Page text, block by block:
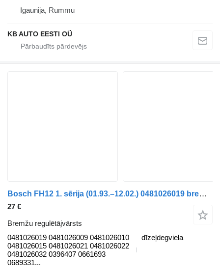
Igaunija, Rummu
KB AUTO EESTI OÜ
Bosch FH12 1. sērija (01.93.–12.02.) 0481026019 bremžu regulētājvārsts paredzēts Volvo FH12, FH16, NH12, FH, VNL780 (1993-2014) kravas automašīnas
27 €
Bremžu regulētājvārsts
0481026019 0481026009 0481026010
0481026015 0481026021 0481026022
0481026032 0396407 0661693
0689331...
dīzeļdegviela